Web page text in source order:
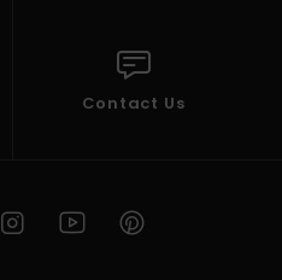
Contact Us